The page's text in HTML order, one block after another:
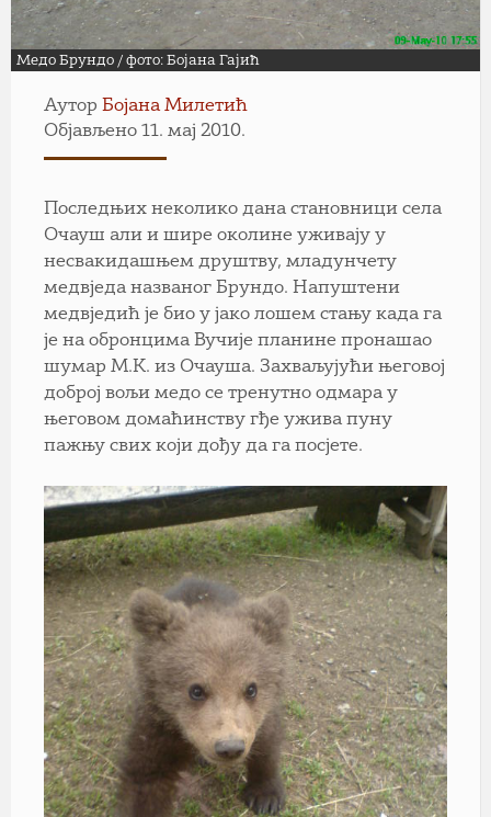
Медо Брундо / фото: Бојана Гајић
Аутор Бојана Милетић
Објављено 11. мај 2010.
Последњих неколико дана становници села
Очауш али и шире околине уживају у
несвакидашњем друштву, младунчету
медвједа названог Брундо. Напуштени
медвједић је био у јако лошем стању када га
је на обронцима Вучије планине пронашао
шумар М.К. из Очауша. Захваљујући његовој
доброј вољи медо се тренутно одмара у
његовом домаћинству гђе ужива пуну
пажњу свих који дођу да га посјете.